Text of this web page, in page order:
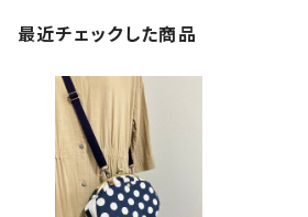
最近チェックした商品